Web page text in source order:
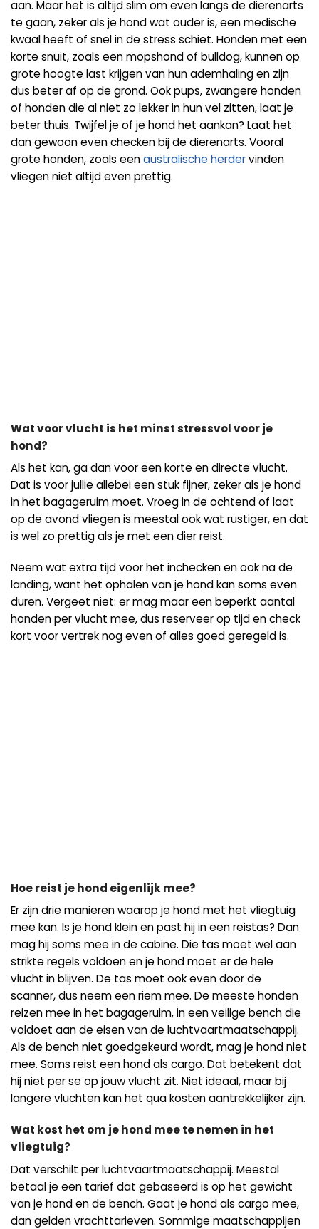
aan. Maar het is altijd slim om even langs de dierenarts
te gaan, zeker als je hond wat ouder is, een medische
kwaal heeft of snel in de stress schiet. Honden met een
korte snuit, zoals een mopshond of bulldog, kunnen op
grote hoogte last krijgen van hun ademhaling en zijn
dus beter af op de grond. Ook pups, zwangere honden
of honden die al niet zo lekker in hun vel zitten, laat je
beter thuis. Twijfel je of je hond het aankan? Laat het
dan gewoon even checken bij de dierenarts. Vooral
grote honden, zoals eenaustralische herdervinden
vliegen niet altijd even prettig.
Wat voor vlucht is het minst stressvol voor je
hond?
Als het kan, ga dan voor een korte en directe vlucht.
Dat is voor jullie allebei een stuk fijner, zeker als je hond
in het bagageruim moet. Vroeg in de ochtend of laat
op de avond vliegen is meestal ook wat rustiger, en dat
is wel zo prettig als je met een dier reist.
Neem wat extra tijd voor het inchecken en ook na de
landing, want het ophalen van je hond kan soms even
duren. Vergeet niet: er mag maar een beperkt aantal
honden per vlucht mee, dus reserveer op tijd en check
kort voor vertrek nog even of alles goed geregeld is.
Hoe reist je hond eigenlijk mee?
Er zijn drie manieren waarop je hond met het vliegtuig
mee kan. Is je hond klein en past hij in een reistas? Dan
mag hij soms mee in de cabine. Die tas moet wel aan
strikte regels voldoen en je hond moet er de hele
vlucht in blijven. De tas moet ook even door de
scanner, dus neem een riem mee. De meeste honden
reizen mee in het bagageruim, in een veilige bench die
voldoet aan de eisen van de luchtvaartmaatschappij.
Als de bench niet goedgekeurd wordt, mag je hond niet
mee. Soms reist een hond als cargo. Dat betekent dat
hij niet per se op jouw vlucht zit. Niet ideaal, maar bij
langere vluchten kan het qua kosten aantrekkelijker zijn.
Wat kost het om je hond mee te nemen in het
vliegtuig?
Dat verschilt per luchtvaartmaatschappij. Meestal
betaal je een tarief dat gebaseerd is op het gewicht
van je hond en de bench. Gaat je hond als cargo mee,
dan gelden vrachttarieven. Sommige maatschappijen